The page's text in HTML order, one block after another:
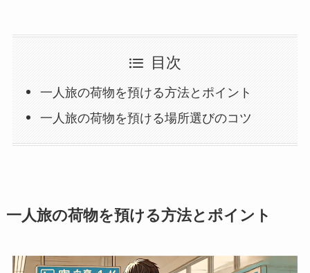
目次
一人旅の荷物を預ける方法とポイント
一人旅の荷物を預ける場所選びのコツ
一人旅の荷物を預ける方法とポイント